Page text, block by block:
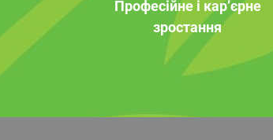
Професійне і кар’єрне
зростання